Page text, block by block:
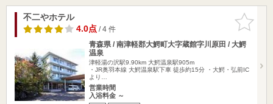
お気に入
りに追加
不二やホテル
4.0点/ 4 件
青森県 / 南津軽郡大鰐町大字蔵館字川原田 / 大鰐
温泉
津軽湯の沢駅9.90km 大鰐温泉駅905m
・JR奥羽本線 大鰐温泉駅下車 徒歩約15分 ・大鰐・弘前IC
より…
営業時間
入浴料金 ～